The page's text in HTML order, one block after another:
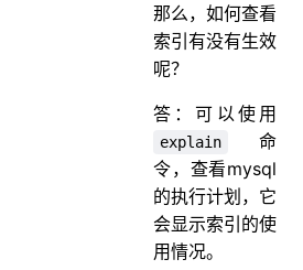
那么，如何查看
索引有没有生效
呢？
答：可以使用
explain
命
令，查看mysql
的执行计划，它
会显示索引的使
用情况。